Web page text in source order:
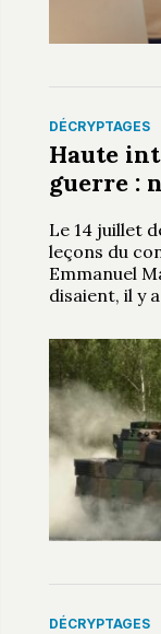
DÉCRYPTAGES
Haute
guerre :
Le 14 juillet
leçons du
Emmanuel
disaient, il y
DÉCRYPTAGES